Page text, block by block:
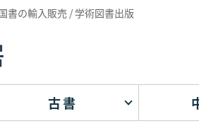
書の輸入販売 / 学術図書出版
古書